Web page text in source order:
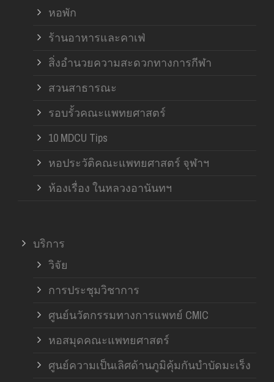
หอพัก
ร้านอาหารและคาเฟ่
สิ่งอำนวยความสะดวกทางการกีฬา
สวนสาธารณะ
รอบรั้วคณะแพทยศาสตร์
10 MDCU Tips
หอประวัติคณะแพทยศาสตร์ จุฬาฯ
ห้องเรื่อง ในหลวงอานันทฯ
บริการ
วิจัย
การประชุมวิชาการ
ศูนย์นวัตกรรมทางการแพทย์ CMIC
หอสมุดคณะแพทยศาสตร์
ศูนย์ความเป็นเลิศด้านภูมิคุ้มกันบำบัดมะเร็ง